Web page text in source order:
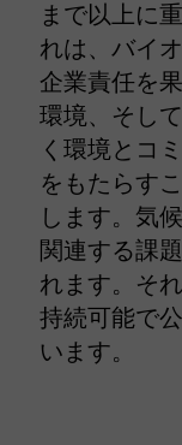
まで以上に
れは、バイ
企業責任を
環境、そし
く環境とコ
をもたらす
します。気
関連する課
れます。そ
持続可能で
います。